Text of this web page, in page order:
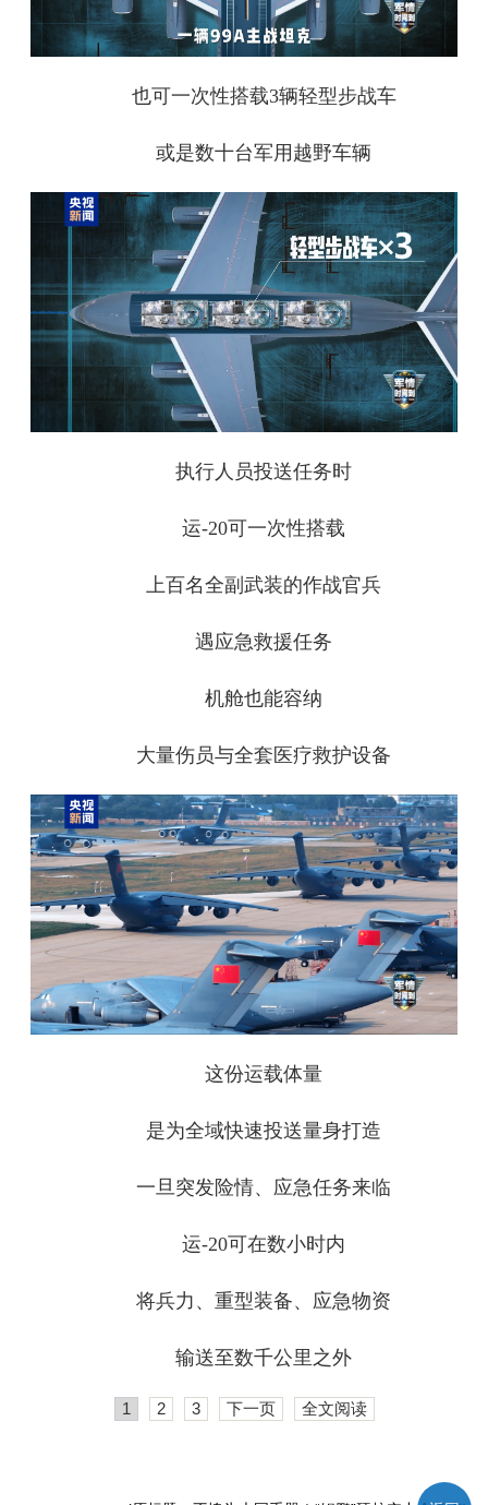
也可一次性搭载3辆轻型步战车
或是数十台军用越野车辆
执行人员投送任务时
运-20可一次性搭载
上百名全副武装的作战官兵
遇应急救援任务
机舱也能容纳
大量伤员与全套医疗救护设备
这份运载体量
是为全域快速投送量身打造
一旦突发险情、应急任务来临
运-20可在数小时内
将兵力、重型装备、应急物资
输送至数千公里之外
1 2 3 下一页 全文阅读